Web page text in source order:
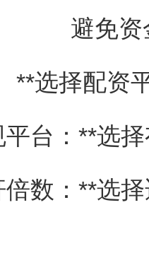
避免
**选择配资
台：**选
数：**选